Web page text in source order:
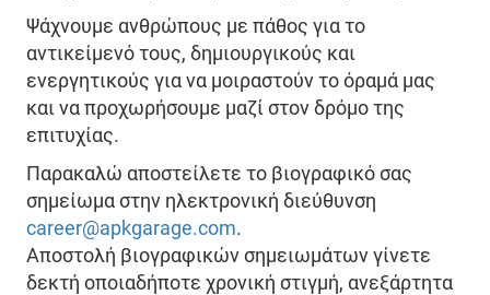
Ψάχνουμε ανθρώπους με πάθος για το
αντικείμενό τους, δημιουργικούς και
ενεργητικούς για να μοιραστούν το όραμά μας
και να προχωρήσουμε μαζί στον δρόμο της
επιτυχίας.
Παρακαλώ αποστείλετε το βιογραφικό σας
σημείωμα στην ηλεκτρονική διεύθυνση
career@apkgarage.com.
Αποστολή βιογραφικών σημειωμάτων γίνετε
δεκτή οποιαδήποτε χρονική στιγμή, ανεξάρτητα